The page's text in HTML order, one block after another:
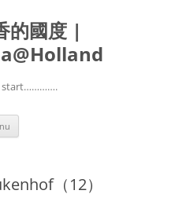
的國度 |
start………….
（12）